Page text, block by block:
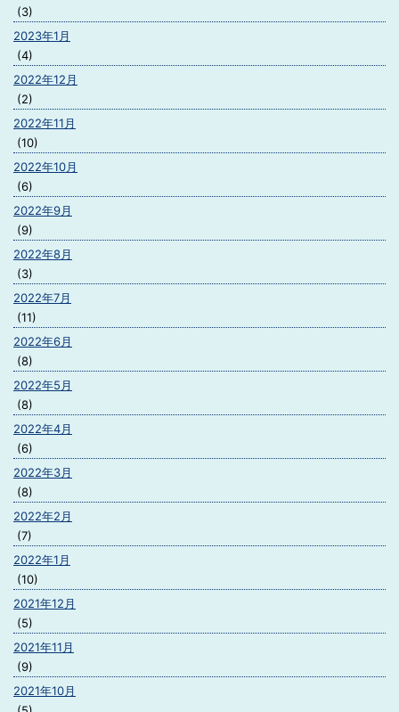
(3)
2023年1月
(4)
2022年12月
(2)
2022年11月
(10)
2022年10月
(6)
2022年9月
(9)
2022年8月
(3)
2022年7月
(11)
2022年6月
(8)
2022年5月
(8)
2022年4月
(6)
2022年3月
(8)
2022年2月
(7)
2022年1月
(10)
2021年12月
(5)
2021年11月
(9)
2021年10月